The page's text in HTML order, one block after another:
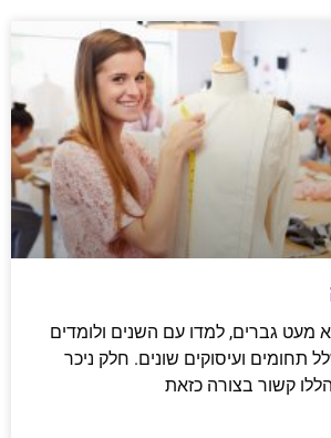
מעט גברים, למדו עם השנים ולומדים
תחומים ועיסוקים שונים. חלק ניכר
קשור בצורה כזאת